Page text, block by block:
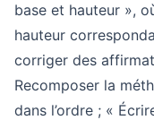
base et hauteur »,
hauteur
corriger des
Recomposer la
dans l’ordre ; «